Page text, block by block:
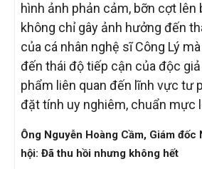
hình ảnh phản cảm, bỡn cợt lên
không chỉ gây ảnh hưởng đến
của cá nhân nghệ sĩ Công Lý
đến thái độ tiếp cận của độc
phẩm liên quan đến lĩnh vực tư
đặt tính uy nghiêm, chuẩn mực
Ông Nguyễn Hoàng Cầm, Giám đốc
hội: Đã thu hồi nhưng không hết